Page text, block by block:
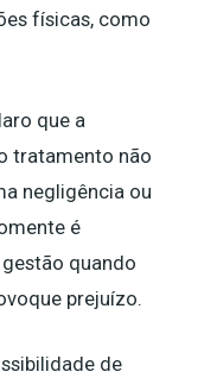
físicas, como
que a
tratamento não
negligência ou
é
quando
prejuízo.
de